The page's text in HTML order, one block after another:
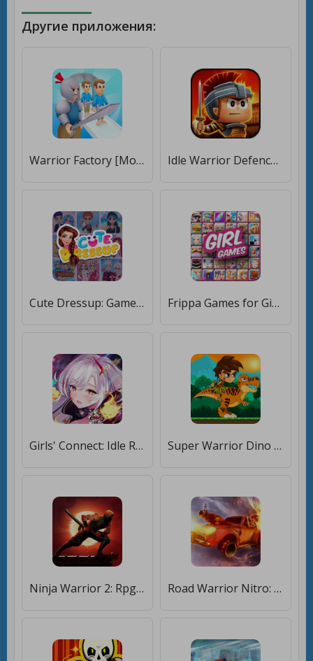
Другие приложения:
Warrior Factory [Мод меню] Idle Warrior Defence RPG [Бесплатные покупки]
Cute Dressup: Games for Girls [Мод меню] Frippa Games for Girls [Мод меню]
Girls' Connect: Idle RPG [Много монет] Super Warrior Dino Adventures [Много денег]
Ninja Warrior 2: Rpg & Warzone [Мод меню] Road Warrior Nitro: пустыня [Много монет]